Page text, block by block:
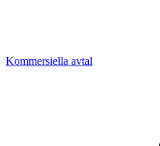
Kommersiella avtal